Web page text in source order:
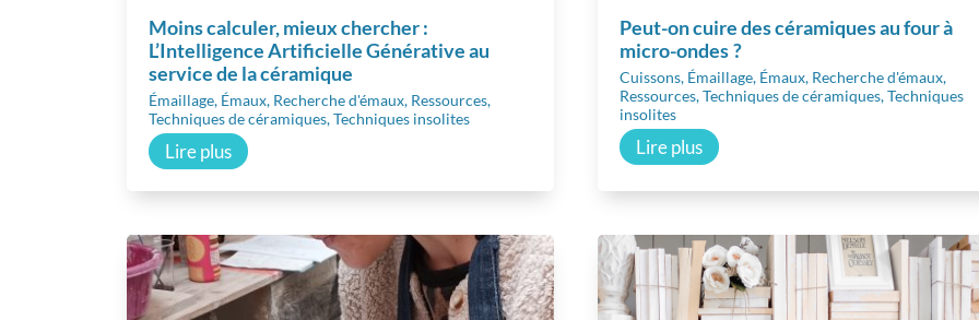
Moins calculer, mieux chercher :
L’Intelligence Artificielle Générative au
service de la céramique
Émaillage, Émaux, Recherche d'émaux, Ressources,
Techniques de céramiques,Techniques insolites
Lire plus
Peut-on cuire des céramiques au four à
micro-ondes ?
Cuissons, Émaillage, Émaux, Recherche d'émaux,
Ressources,Techniques de céramiques,Techniques
insolites
Lire plusEn savoir plus